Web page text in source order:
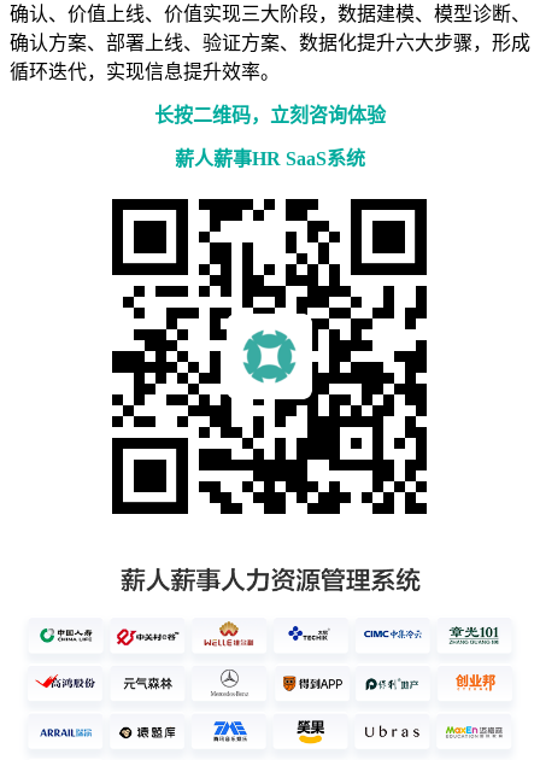
确认、价值上线、价值实现三大阶段，数据建模、模型诊断、
确认方案、部署上线、验证方案、数据化提升六大步骤，形成
循环迭代，实现信息提升效率。
长按二维码，立刻咨询体验
薪人薪事HR SaaS系统